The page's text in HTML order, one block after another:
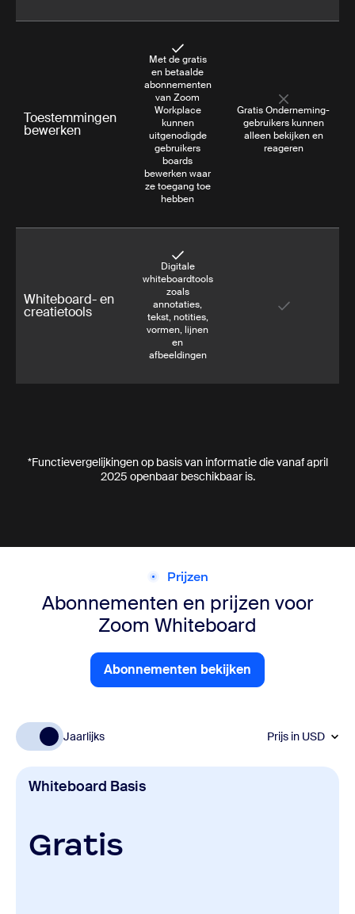
Toestemmingen
bewerken
Met de gratis
en betaalde
abonnementen
van Zoom
Workplace
kunnen
uitgenodigde
gebruikers
boards
bewerken waar
ze toegang toe
hebben
Gratis Onderneming-
gebruikers kunnen
alleen bekijken en
reageren
Whiteboard- en
creatietools
Digitale
whiteboardtools
zoals
annotaties,
tekst, notities,
vormen, lijnen
en
afbeeldingen
*Functievergelijkingen op basis van informatie die vanaf april
2025 openbaar beschikbaar is.
Prijzen
Abonnementen en prijzen voor
Zoom Whiteboard
Abonnementen bekijken
Abonnementen bekijken
Jaarlijks Prijs in USD
Whiteboard Basis
Gratis